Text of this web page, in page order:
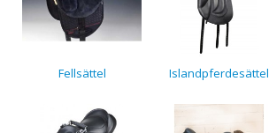
Fellsättel Islandpferdesättel